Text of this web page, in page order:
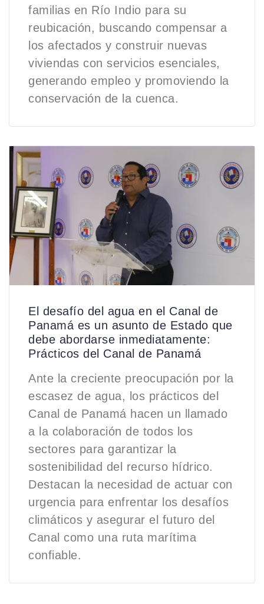
familias en Río Indio para su
reubicación, buscando compensar a
los afectados y construir nuevas
viviendas con servicios esenciales,
generando empleo y promoviendo la
conservación de la cuenca.
El desafío del agua en el Canal de
Panamá es un asunto de Estado que
debe abordarse inmediatamente:
Prácticos del Canal de Panamá
Ante la creciente preocupación por la
escasez de agua, los prácticos del
Canal de Panamá hacen un llamado
a la colaboración de todos los
sectores para garantizar la
sostenibilidad del recurso hídrico.
Destacan la necesidad de actuar con
urgencia para enfrentar los desafíos
climáticos y asegurar el futuro del
Canal como una ruta marítima
confiable.